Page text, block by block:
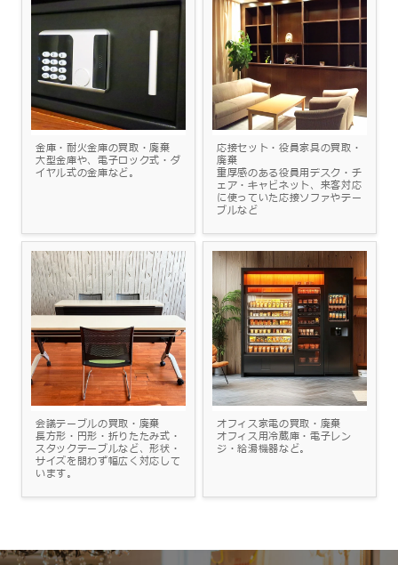
金庫・耐火金庫の買取・廃棄
大型金庫や、電子ロック式・ダ
イヤル式の金庫など。
応接セット・役員家具の買取・
廃棄
重厚感のある役員用デスク・チ
ェア・キャビネット、来客対応
に使っていた応接ソファやテー
ブルなど
会議テーブルの買取・廃棄
長方形・円形・折りたたみ式・
スタックテーブルなど、形状・
サイズを問わず幅広く対応して
います。
オフィス家電の買取・廃棄
オフィス用冷蔵庫・電子レン
ジ・給湯機器など。